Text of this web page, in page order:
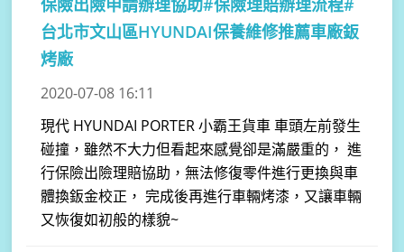
台北市文山區HYUNDAI保養維修推薦車廠鈑
烤廠
2020-07-08 16:11
現代 HYUNDAI PORTER 小霸王貨車 車頭左前發生
碰撞，雖然不大力但看起來感覺卻是滿嚴重的， 進
行保險出險理賠協助，無法修復零件進行更換與車
體換鈑金校正， 完成後再進行車輛烤漆，又讓車輛
又恢復如初般的樣貌~